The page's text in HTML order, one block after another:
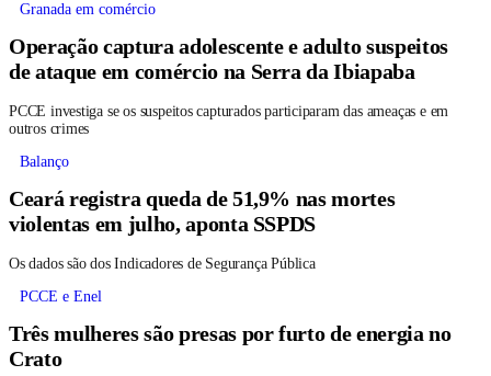
Granada em comércio
Operação captura adolescente e adulto suspeitos
de ataque em comércio na Serra da Ibiapaba
PCCE investiga se os suspeitos capturados participaram das ameaças e em
outros crimes
Balanço
Ceará registra queda de 51,9% nas mortes
violentas em julho, aponta SSPDS
Os dados são dos Indicadores de Segurança Pública
PCCE e Enel
Três mulheres são presas por furto de energia no
Crato